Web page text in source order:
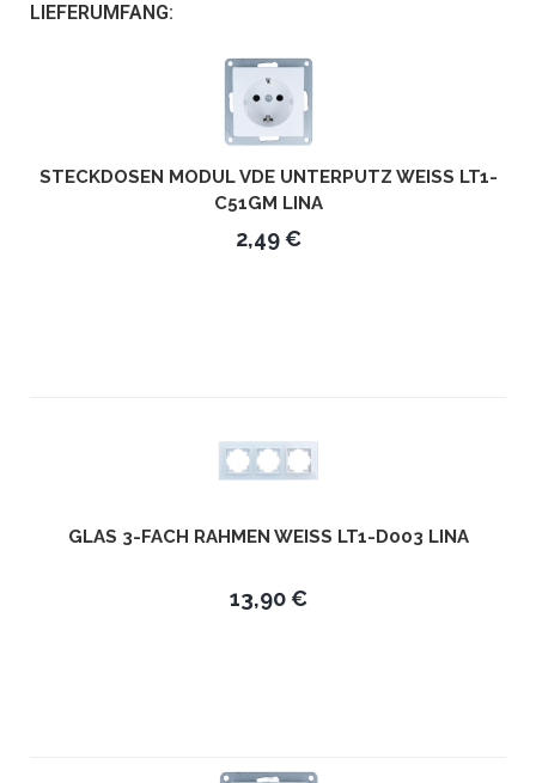
LIEFERUMFANG:
STECKDOSEN MODUL VDE UNTERPUTZ WEISS LT1-C
51GM LINA
2,49 €
GLAS 3-FACH RAHMEN WEISS LT1-D003 LINA
13,90 €